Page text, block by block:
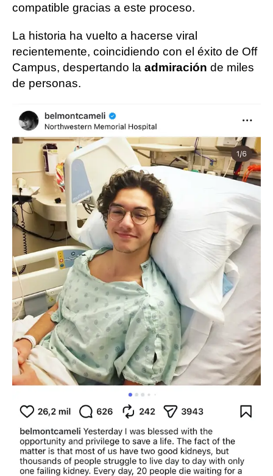
compatible gracias a este proceso.
La historia ha vuelto a hacerse viral
recientemente, coincidiendo con el éxito de Off
Campus, despertando la admiración de miles
de personas.